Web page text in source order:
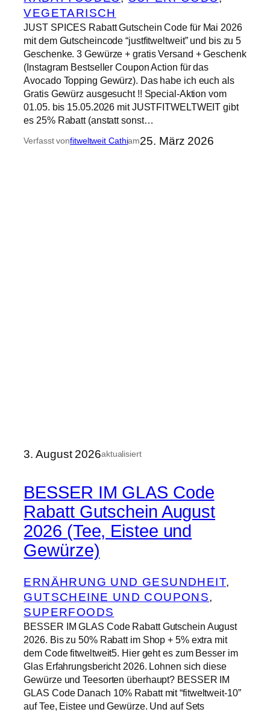
VEGETARISCH
JUST SPICES Rabatt Gutschein Code für Mai 2026
mit dem Gutscheincode “justfitweltweit” und bis zu 5
Geschenke. 3 Gewürze + gratis Versand + Geschenk
(Instagram Bestseller Coupon Action für das
Avocado Topping Gewürz). Das habe ich euch als
Gratis Gewürz ausgesucht !! Special-Aktion vom
01.05. bis 15.05.2026 mit JUSTFITWELTWEIT gibt
es 25% Rabatt (anstatt sonst…
Verfasst vonfitweltweit Cathiam25. März 2026
3. August 2026aktualisiert
BESSER IM GLAS Code
Rabatt Gutschein August
2026 (Tee, Eistee und
Gewürze)
ERNÄHRUNG UND GESUNDHEIT
GUTSCHEINE UND COUPONS
SUPERFOODS
BESSER IM GLAS Code Rabatt Gutschein August
2026. Bis zu 50% Rabatt im Shop + 5% extra mit
dem Code fitweltweit5. Hier geht es zum Besser im
Glas Erfahrungsbericht 2026. Lohnen sich diese
Gewürze und Teesorten überhaupt? BESSER IM
GLAS Code Danach 10% Rabatt mit “fitweltweit-10”
auf Tee, Eistee und Gewürze. Und auf Sets